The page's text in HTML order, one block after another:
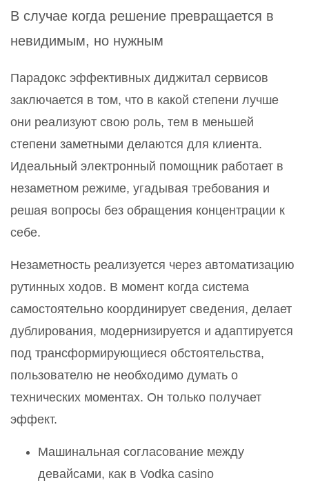
В случае когда решение превращается в
невидимым, но нужным
Парадокс эффективных диджитал сервисов
заключается в том, что в какой степени лучше
они реализуют свою роль, тем в меньшей
степени заметными делаются для клиента.
Идеальный электронный помощник работает в
незаметном режиме, угадывая требования и
решая вопросы без обращения концентрации к
себе.
Незаметность реализуется через автоматизацию
рутинных ходов. В момент когда система
самостоятельно координирует сведения, делает
дублирования, модернизируется и адаптируется
под трансформирующиеся обстоятельства,
пользователю не необходимо думать о
технических моментах. Он только получает
эффект.
Машинальная согласование между
девайсами, как в Vodka casino